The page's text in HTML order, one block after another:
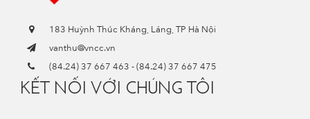
183 Huỳnh Thúc Kháng, Láng, TP Hà Nội
vanthu@vncc.vn
(84.24) 37 667 463 -(84.24) 37 667 475
KẾT NỐI VỚI CHÚNG TÔI